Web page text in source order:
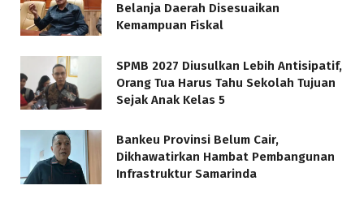
Belanja Daerah Disesuaikan
Kemampuan Fiskal
SPMB 2027 Diusulkan Lebih Antisipatif,
Orang Tua Harus Tahu Sekolah Tujuan
Sejak Anak Kelas 5
Bankeu Provinsi Belum Cair,
Dikhawatirkan Hambat Pembangunan
Infrastruktur Samarinda